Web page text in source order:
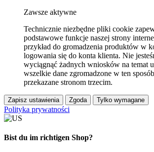
Zawsze aktywne
Technicznie niezbędne pliki cookie
podstawowe funkcje naszej strony
przykład do gromadzenia produktów w
logowania się do konta klienta. Nie
wyciągnąć żadnych wniosków na temat
wszelkie dane zgromadzone w ten
przekazane stronom trzecim.
Zapisz ustawienia Zgoda Tylko wymagane
Polityka prywatności
Bist du im richtigen Shop?